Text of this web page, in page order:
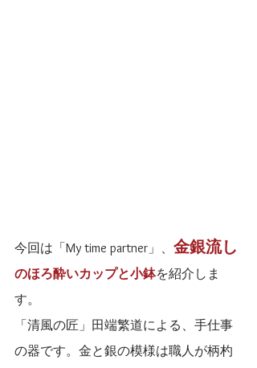
今回は「My time partner」、 金銀流し
のほろ酔いカップと小鉢を紹介しま
す。
「清風の匠」田端繁道による、手仕事
の器です。金と銀の模様は職人が柄杓